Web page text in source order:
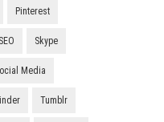
Pinterest
SEO Skype
Media
Tumblr